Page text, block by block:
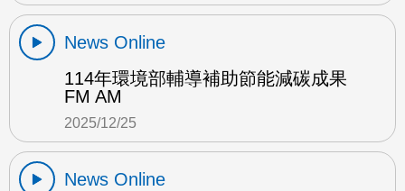
News Online
114年環境部輔導補助節能減碳成果
FM AM
2025/12/25
News Online